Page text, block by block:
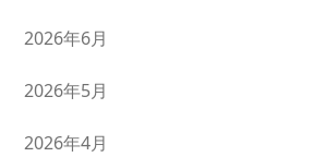
2026年6月
2026年5月
2026年4月